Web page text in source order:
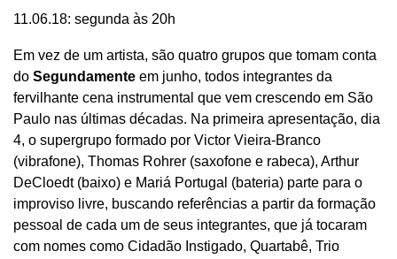
11.06.18: segunda às 20h
Em vez de um artista, são quatro grupos que tomam conta
do Segundamente em junho, todos integrantes da
fervilhante cena instrumental que vem crescendo em São
Paulo nas últimas décadas. Na primeira apresentação, dia
4, o supergrupo formado por Victor Vieira-Branco
(vibrafone), Thomas Rohrer (saxofone e rabeca), Arthur
DeCloedt (baixo) e Mariá Portugal (bateria) parte para o
improviso livre, buscando referências a partir da formação
pessoal de cada um de seus integrantes, que já tocaram
com nomes como Cidadão Instigado, Quartabê, Trio